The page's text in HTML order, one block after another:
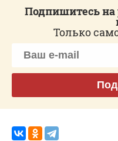
Подпишитесь
Только